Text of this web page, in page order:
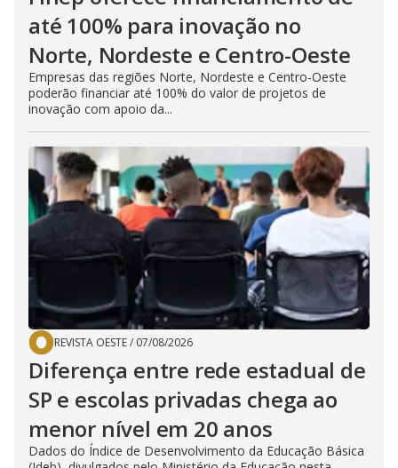
até 100% para inovação no
Norte, Nordeste e Centro-Oeste
Empresas das regiões Norte, Nordeste e Centro-Oeste
poderão financiar até 100% do valor de projetos de
inovação com apoio da...
REVISTA OESTE/ 07/08/2026
Diferença entre rede estadual de
SP e escolas privadas chega ao
menor nível em 20 anos
Dados do Índice de Desenvolvimento da Educação Básica